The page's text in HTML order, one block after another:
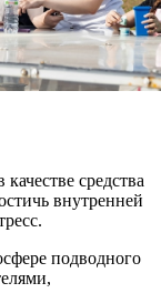
средства
внутренней
подводного